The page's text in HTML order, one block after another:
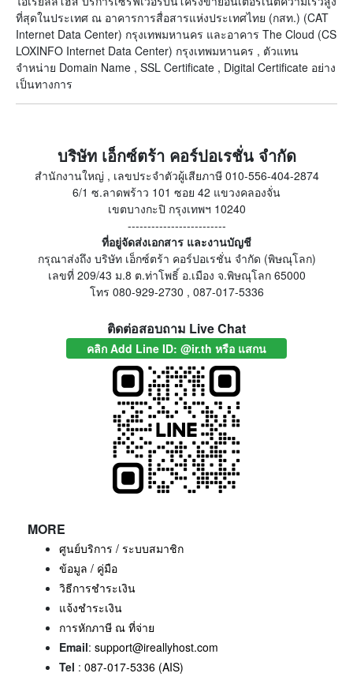
ที่สุดในประเทศ ณ อาคารการสื่อสารแห่งประเทศไทย (กสท.) (CAT
Internet Data Center) กรุงเทพมหานคร และอาคาร The Cloud (CS
LOXINFO Internet Data Center) กรุงเทพมหานคร , ตัวแทน
จำหน่าย Domain Name , SSL Certificate , Digital Certificate อย่าง
เป็นทางการ
บริษัท เอ็กซ์ตร้า คอร์ปอเรชั่น จำกัด
สำนักงานใหญ่ , เลขประจำตัวผู้เสียภาษี 010-556-404-2874
6/1 ซ.ลาดพร้าว 101 ซอย 42 แขวงคลองจั่น
เขตบางกะปิ กรุงเทพฯ 10240
-------------------------
ที่อยู่จัดส่งเอกสาร และงานบัญชี
กรุณาส่งถึง บริษัท เอ็กซ์ตร้า คอร์ปอเรชั่น จำกัด (พิษณุโลก)
เลขที่ 209/43 ม.8 ต.ท่าโพธิ์ อ.เมือง จ.พิษณุโลก 65000
โทร 080-929-2730 , 087-017-5336
ติดต่อสอบถาม Live Chat
คลิก Add Line ID: @ir.th หรือ แสกน
MORE
ศูนย์บริการ / ระบบสมาชิก
ข้อมูล / คู่มือ
วิธีการชำระเงิน
แจ้งชำระเงิน
การหักภาษี ณ ที่จ่าย
Email: support@ireallyhost.com
Tel : 087-017-5336 (AIS)